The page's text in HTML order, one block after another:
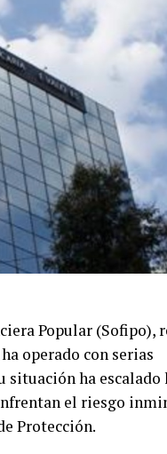
Popular (Sofipo),
operado con serias
ha escalado
el riesgo
Protección.